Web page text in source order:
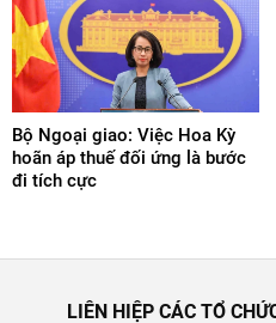
Bộ Ngoại giao: Việc Hoa Kỳ
hoãn áp thuế đối ứng là bước
đi tích cực
LIÊN HIỆP CÁC TỔ